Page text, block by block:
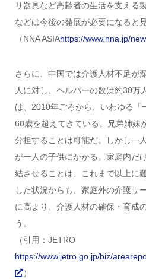
リ器具など高齢者の生活を支える
などは今後の発展が必要になると
（NNA ASIAhttps://www.nna.jp/
さらに、中国では介護人材不足が
人に対し、ヘルパーの数は約30万
は、2010年ごろから、いわゆる「
60歳を超えてきている。兄弟姉妹
分担することは可能だ。しかし一
が一人の子供にかかる。家庭内だ
結させることは、これまで以上に
した状況からも、家庭外の介護サ
に高まり、介護人材の確保・育成
う。
（引用：JETRO
https://www.jetro.go.jp/biz/
）